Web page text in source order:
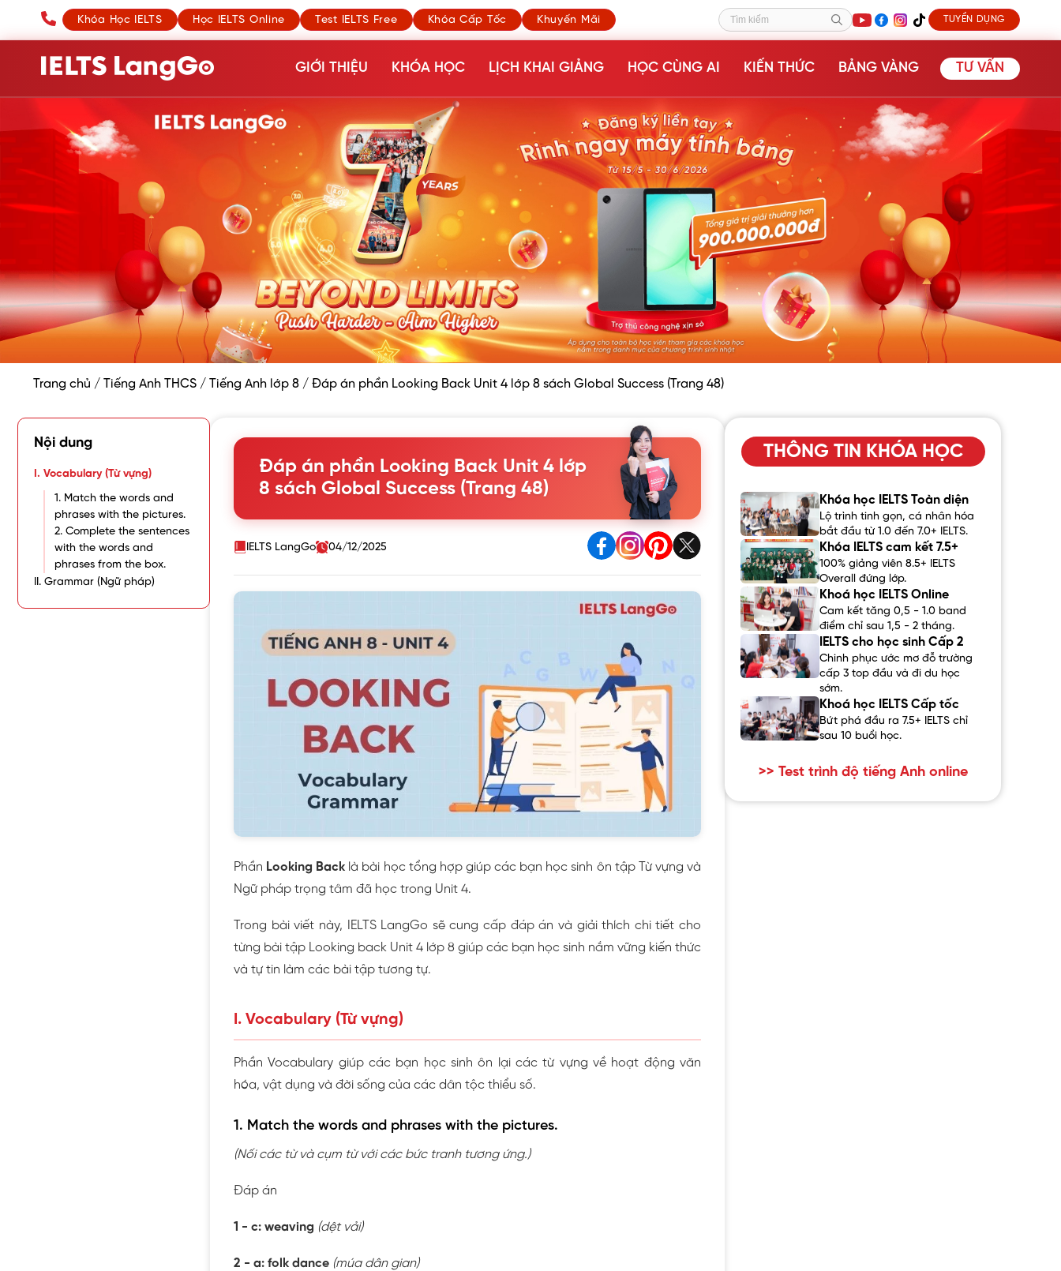
Khóa Học IELTS Học IELTS Online Test IELTS Free Khóa Cấp Tốc Khuyến Mãi Tìm kiếm TUYỂN DỤNG
GIỚI THIỆU KHÓA HỌC LỊCH KHAI GIẢNG HỌC CÙNG AI KIẾN THỨC BẢNG VÀNG TƯ VẤN
Trang chủ / Tiếng Anh THCS / Tiếng Anh lớp 8 / Đáp án phần Looking Back Unit 4 lớp 8 sách Global Success (Trang 48)
Nội dung
I. Vocabulary (Từ vựng)
1. Match the words and
phrases with the pictures.
2. Complete the sentences
with the words and
phrases from the box.
II. Grammar (Ngữ pháp)
Đáp án phần Looking Back Unit 4 lớp
8 sách Global Success (Trang 48)
IELTS LangGo 04/12/2025
Phần Looking Back là bài học tổng hợp giúp các bạn học sinh ôn tập Từ vựng và
Ngữ pháp trọng tâm đã học trong Unit 4.
Trong bài viết này, IELTS LangGo sẽ cung cấp đáp án và giải thích chi tiết cho
từng bài tập Looking back Unit 4 lớp 8 giúp các bạn học sinh nắm vững kiến thức
và tự tin làm các bài tập tương tự.
I. Vocabulary (Từ vựng)
Phần Vocabulary giúp các bạn học sinh ôn lại các từ vựng về hoạt động văn
hóa, vật dụng và đời sống của các dân tộc thiểu số.
1. Match the words and phrases with the pictures.
(Nối các từ và cụm từ với các bức tranh tương ứng.)
Đáp án
1 - c: weaving (dệt vải)
2 - a: folk dance (múa dân gian)
THÔNG TIN KHÓA HỌC
Khóa học IELTS Toàn diện
Lộ trình tinh gọn, cá nhân hóa
bắt đầu từ 1.0 đến 7.0+ IELTS.
Khóa IELTS cam kết 7.5+
100% giảng viên 8.5+ IELTS
Overall đứng lớp.
Khoá học IELTS Online
Cam kết tăng 0,5 - 1.0 band
điểm chỉ sau 1,5 - 2 tháng.
IELTS cho học sinh Cấp 2
Chinh phục ước mơ đỗ trường
cấp 3 top đầu và đi du học
sớm.
Khoá học IELTS Cấp tốc
Bứt phá đầu ra 7.5+ IELTS chỉ
sau 10 buổi học.
>> Test trình độ tiếng Anh online